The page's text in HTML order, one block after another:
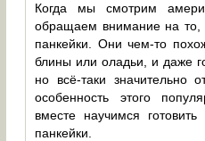
Когда мы смотрим
обращаем внимание на то,
панкейки. Они чем-то
блины или оладьи, и даже
но всё-таки значительно
особенность этого
вместе научимся
панкейки.